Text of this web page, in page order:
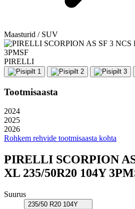
Maasturid / SUV
PIRELLI
Tootmisaasta
2024
2025
2026
Rohkem rehvide tootmisaasta kohta
PIRELLI SCORPION
XL 235/50R20 104Y
Suurus
235/50 R20 104Y